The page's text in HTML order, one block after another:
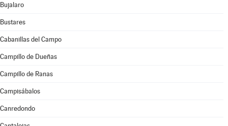
Bujalaro
Bustares
Cabanillas del Campo
Campillo de Dueñas
Campillo de Ranas
Campisábalos
Canredondo